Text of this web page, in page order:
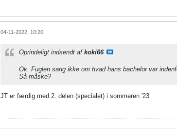
04-11-2022, 10:20
Oprindeligt indsendt af koki66
Ok. Fuglen sang ikke om hvad hans bachelor var
Så måske?
JT er færdig med 2. delen (specialet) i sommeren '23